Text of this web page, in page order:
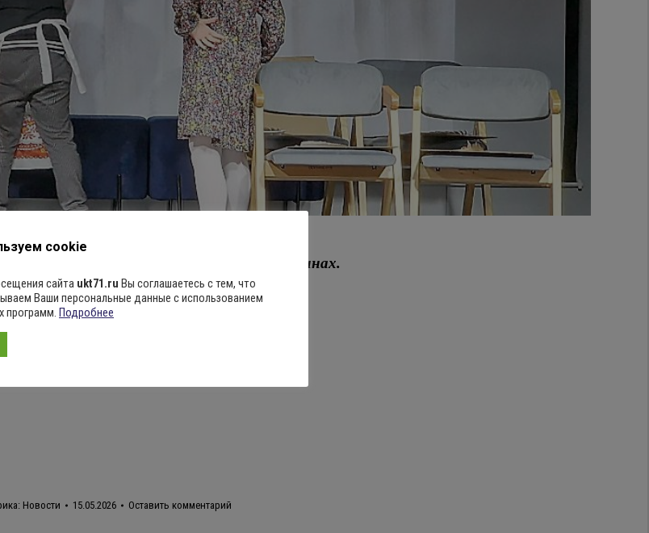
напоминающий нам о простых истинах.
Новости 15.05.2026 Оставить комментарий
cookie
сайта ukt71.ru Вы соглашаетесь с тем, что
Ваши персональные данные с использованием
программ. Подробнее